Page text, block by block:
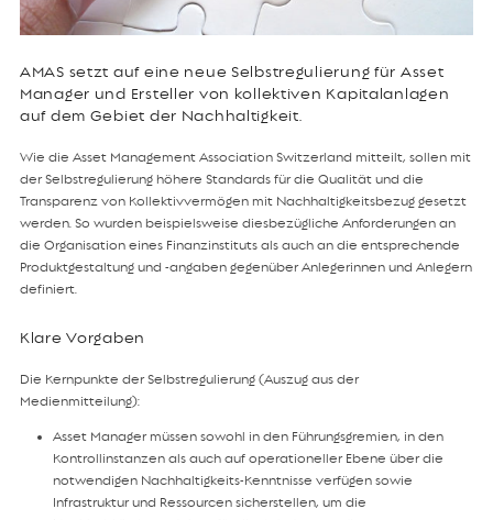
AMAS setzt auf eine neue Selbstregulierung für Asset
Manager und Ersteller von kollektiven Kapitalanlagen
auf dem Gebiet der Nachhaltigkeit.
Wie die Asset Management Association Switzerland mitteilt, sollen mit
der Selbstregulierung höhere Standards für die Qualität und die
Transparenz von Kollektivvermögen mit Nachhaltigkeitsbezug gesetzt
werden. So wurden beispielsweise diesbezügliche Anforderungen an
die Organisation eines Finanzinstituts als auch an die entsprechende
Produktgestaltung und -angaben gegenüber Anlegerinnen und Anlegern
definiert.
Klare Vorgaben
Die Kernpunkte der Selbstregulierung (Auszug aus der
Medienmitteilung):
Asset Manager müssen sowohl in den Führungsgremien, in den
Kontrollinstanzen als auch auf operationeller Ebene über die
notwendigen Nachhaltigkeits-Kenntnisse verfügen sowie
Infrastruktur und Ressourcen sicherstellen, um die